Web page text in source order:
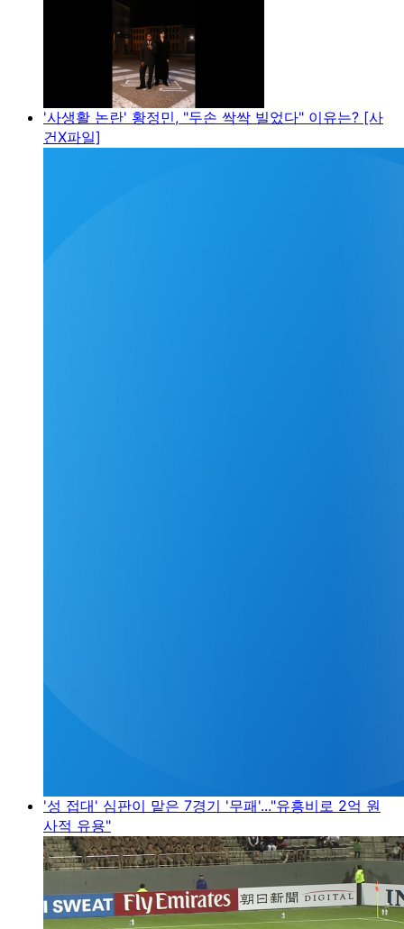
'사생활 논란' 황정민, "두손 싹싹 빌었다" 이유는? [사
건X파일]
'성 접대' 심판이 맡은 7경기 '무패'..."유흥비로 2억 원
사적 유용"